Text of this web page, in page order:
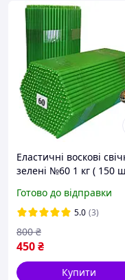
Еластичні воскові
зелені №60 1 кг ( 150
віск
Готово до відправки
5.0 (3)
450₴
800 ₴
Купити